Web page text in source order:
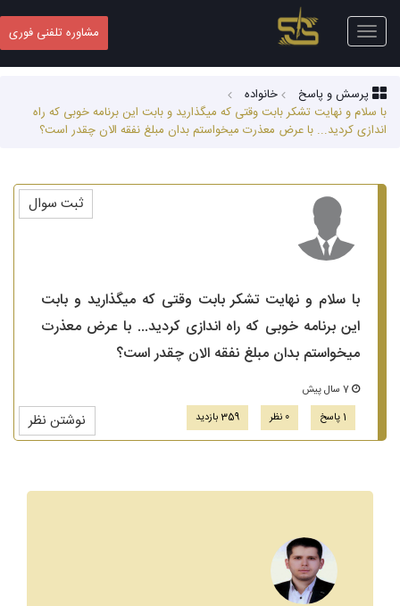
Toggle
navigation
مشاوره تلفنی فوری
پرسش و پاسخ
خانواده
با سلام و نهایت تشکر بابت وقتی که میگذارید و بابت این برنامه خوبی که راه
اندازی کردید... با عرض معذرت میخواستم بدان مبلغ نفقه الان چقدر است؟
با سلام و نهایت تشکر بابت وقتی که میگذارید و بابت
این برنامه خوبی که راه اندازی کردید... با عرض معذرت
میخواستم بدان مبلغ نفقه الان چقدر است؟
1 پاسخ
0 نظر 359 بازدید نوشتن نظر
ثبت سوال